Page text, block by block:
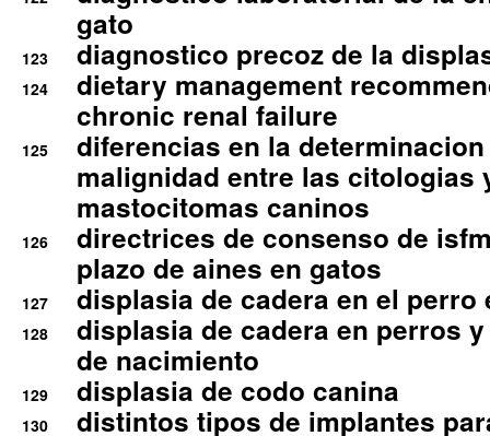
gato
123 diagnostico precoz de la
124
dietary management
chronic renal failure
125
diferencias en la
malignidad entre las citologias
mastocitomas caninos
126
directrices de consenso de
plazo de aines en gatos
127 displasia de cadera en el perro
128
displasia de cadera en perros
de nacimiento
129 displasia de codo canina
130
distintos tipos de implantes